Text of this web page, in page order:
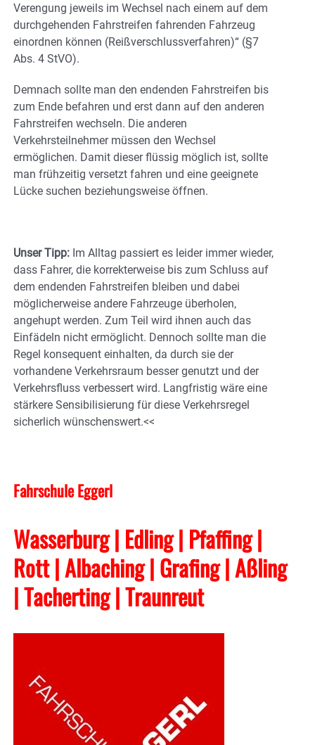
Verengung jeweils im Wechsel nach einem auf dem
durchgehenden Fahrstreifen fahrenden Fahrzeug
einordnen können (Reißverschlussverfahren)“ (§7
Abs. 4 StVO).
Demnach sollte man den endenden Fahrstreifen bis
zum Ende befahren und erst dann auf den anderen
Fahrstreifen wechseln. Die anderen
Verkehrsteilnehmer müssen den Wechsel
ermöglichen. Damit dieser flüssig möglich ist, sollte
man frühzeitig versetzt fahren und eine geeignete
Lücke suchen beziehungsweise öffnen.
Unser Tipp: Im Alltag passiert es leider immer wieder,
dass Fahrer, die korrekterweise bis zum Schluss auf
dem endenden Fahrstreifen bleiben und dabei
möglicherweise andere Fahrzeuge überholen,
angehupt werden. Zum Teil wird ihnen auch das
Einfädeln nicht ermöglicht. Dennoch sollte man die
Regel konsequent einhalten, da durch sie der
vorhandene Verkehrsraum besser genutzt und der
Verkehrsfluss verbessert wird. Langfristig wäre eine
stärkere Sensibilisierung für diese Verkehrsregel
sicherlich wünschenswert.<<
Fahrschule Eggerl
Wasserburg | Edling | Pfaffing |
Rott | Albaching| Grafing| Aßling
| Tacherting| Traunreut